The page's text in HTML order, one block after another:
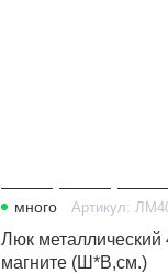
много Артикул:
Люк
магните (Ш*В,см.)